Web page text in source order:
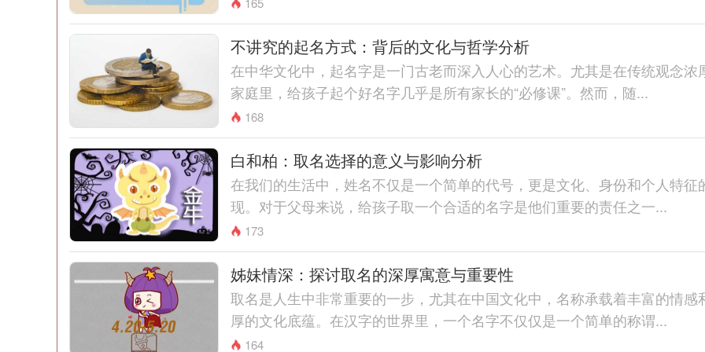
不讲究的起名方式：背后的文化与哲学分析
在中华文化中，起名字是一门古老而深入人心的艺术。尤其是在传统观念浓
家庭里，给孩子起个好名字几乎是所有家长的“必修课”。然而，随...
168
白和柏：取名选择的意义与影响分析
在我们的生活中，姓名不仅是一个简单的代号，更是文化、身份和个人特征
现。对于父母来说，给孩子取一个合适的名字是他们重要的责任之一...
173
姊妹情深：探讨取名的深厚寓意与重要性
取名是人生中非常重要的一步，尤其在中国文化中，名称承载着丰富的情感
厚的文化底蕴。在汉字的世界里，一个名字不仅仅是一个简单的称谓...
164